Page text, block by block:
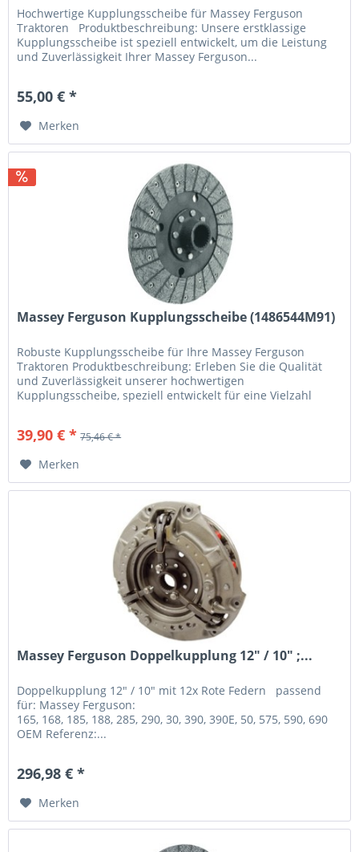
Hochwertige Kupplungsscheibe für Massey Ferguson
Traktoren Produktbeschreibung: Unsere erstklassige
Kupplungsscheibe ist speziell entwickelt, um die Leistung
und Zuverlässigkeit Ihrer Massey Ferguson...
55,00 € *
Merken
Massey Ferguson Kupplungsscheibe (1486544M91)
Robuste Kupplungsscheibe für Ihre Massey Ferguson
Traktoren Produktbeschreibung: Erleben Sie die Qualität
und Zuverlässigkeit unserer hochwertigen
Kupplungsscheibe, speziell entwickelt für eine Vielzahl
39,90 € * 75,46 € *
Merken
Massey Ferguson Doppelkupplung 12" / 10" ;...
Doppelkupplung 12" / 10" mit 12x Rote Federn passend
für: Massey Ferguson:
165, 168, 185, 188, 285, 290, 30, 390, 390E, 50, 575, 590, 690
OEM Referenz:...
296,98 € *
Merken